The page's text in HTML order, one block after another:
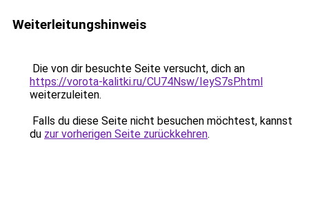
Weiterleitungshinweis
Die von dir besuchte Seite versucht, dich an
https://vorota-kalitki.ru/CU74Nsw/IeyS7sP.html
weiterzuleiten.
Falls du diese Seite nicht besuchen möchtest, kannst
du zur vorherigen Seite zurückkehren.